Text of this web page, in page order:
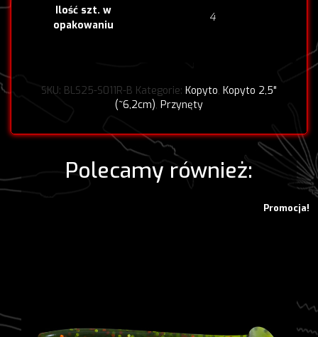
Ilość szt. w
opakowaniu
4
SKU: BLS25-S011R-B Kategorie: Kopyto, Kopyto 2,5"
(~6,2cm), Przynęty
Polecamy również:
Promocja!